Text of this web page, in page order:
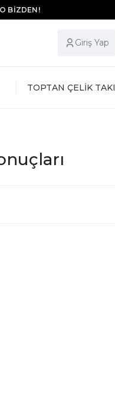
BİZDEN!
Giriş Yap
TOPTAN ÇELİK TAKI